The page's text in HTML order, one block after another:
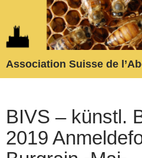
springen
BIVS – künstl.
2019